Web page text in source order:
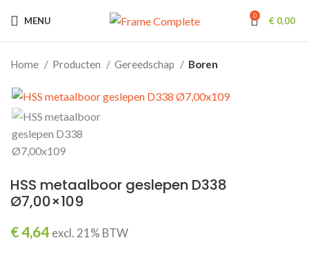
MENU 0 € 0,00
Home Producten Gereedschap Boren
HSS metaalboor geslepen D338
Ø7,00×109
€4,64 excl. 21% BTW